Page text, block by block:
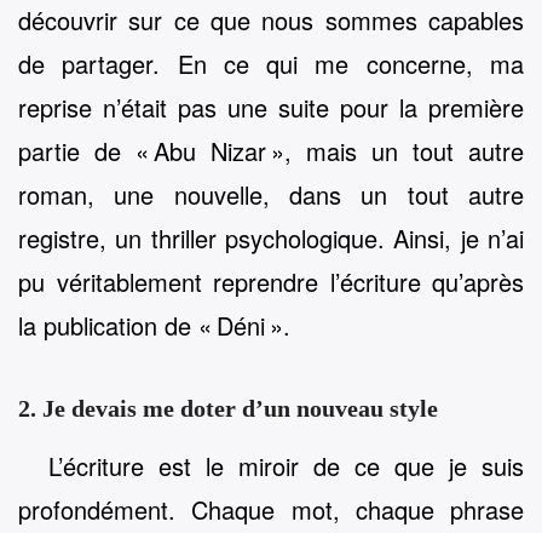
découvrir sur ce que nous sommes capables
de partager. En ce qui me concerne, ma
reprise n’était pas une suite pour la première
partie de « Abu Nizar », mais un tout autre
roman, une nouvelle, dans un tout autre
registre, un thriller psychologique. Ainsi, je n’ai
pu véritablement reprendre l’écriture qu’après
la publication de « Déni ».
2. Je devais me doter d’un nouveau style
L’écriture est le miroir de ce que je suis
profondément. Chaque mot, chaque phrase